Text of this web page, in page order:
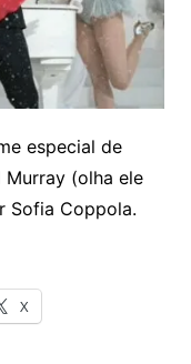
especial de
(olha ele
Sofia Coppola.
X